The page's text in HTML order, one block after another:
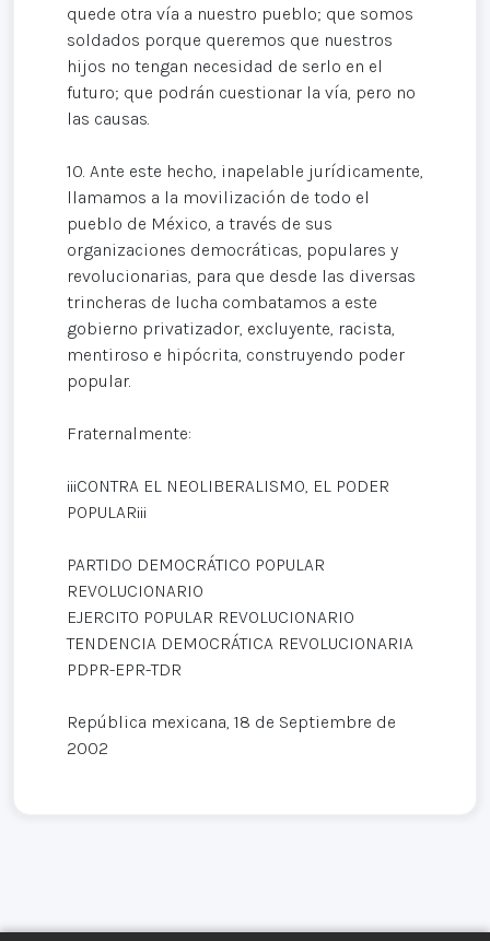
quede otra vía a nuestro pueblo; que somos
soldados porque queremos que nuestros
hijos no tengan necesidad de serlo en el
futuro; que podrán cuestionar la vía, pero no
las causas.
10. Ante este hecho, inapelable jurídicamente,
llamamos a la movilización de todo el
pueblo de México, a través de sus
organizaciones democráticas, populares y
revolucionarias, para que desde las diversas
trincheras de lucha combatamos a este
gobierno privatizador, excluyente, racista,
mentiroso e hipócrita, construyendo poder
popular.
Fraternalmente:
¡¡¡CONTRA EL NEOLIBERALISMO, EL PODER
POPULAR¡¡¡
PARTIDO DEMOCRÁTICO POPULAR
REVOLUCIONARIO
EJERCITO POPULAR REVOLUCIONARIO
TENDENCIA DEMOCRÁTICA REVOLUCIONARIA
PDPR-EPR-TDR
República mexicana, 18 de Septiembre de
2002